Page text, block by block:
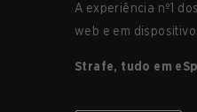
A experiência nº1
web e em
Strafe, tudo em